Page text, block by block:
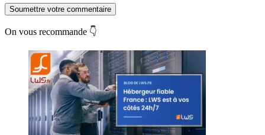
Soumettre votre commentaire
On vous recommande 👇